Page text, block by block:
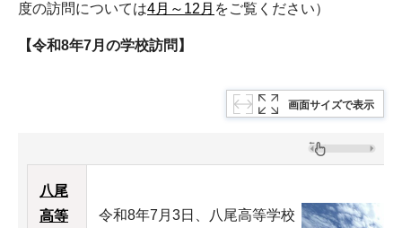
度の訪問については4月～12月 をご覧ください）
【令和8年7月の学校訪問】
画面サイズで表示
八尾
高等
令和8年7月3日、八尾高等学校